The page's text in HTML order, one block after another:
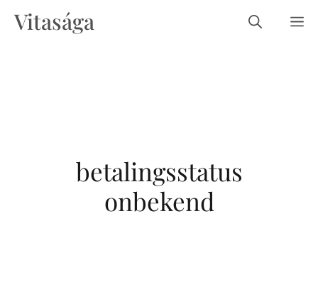
naarVitasága
betalingsstatus
onbekend